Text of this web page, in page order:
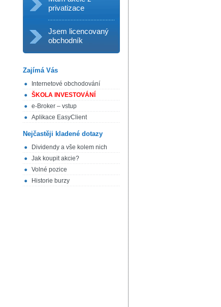
privatizace
Jsem licencovaný
obchodník
Zajímá Vás
Internetové obchodování
ŠKOLA INVESTOVÁNÍ
e-Broker – vstup
Aplikace EasyClient
Nejčastěji kladené dotazy
Dividendy a vše kolem nich
Jak koupit akcie?
Volné pozice
Historie burzy